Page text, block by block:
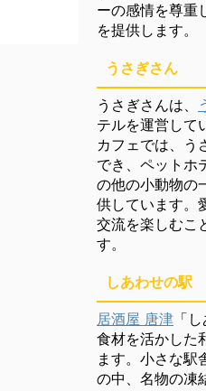
ーの感情を尊重
を提供します。
うさぎさん
うさぎさんは、
テルを運営して
カフェでは、う
でき、ペットホ
の他の小動物の
供しています。
交流を楽しむこ
す。
しあわせの駅
居酒屋 唐津 「
食材を活かした
ます。小さな駅
の中、名物の凍